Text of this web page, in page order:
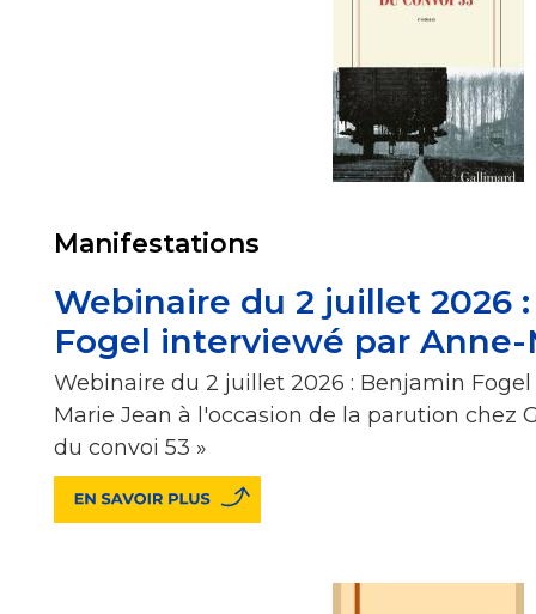
Manifestations
Webinaire du 2 juillet 2026
Fogel interviewé par Anne-
Webinaire du 2 juillet 2026 : Benjamin
Marie Jean à l'occasion de la parution chez
du convoi 53 »